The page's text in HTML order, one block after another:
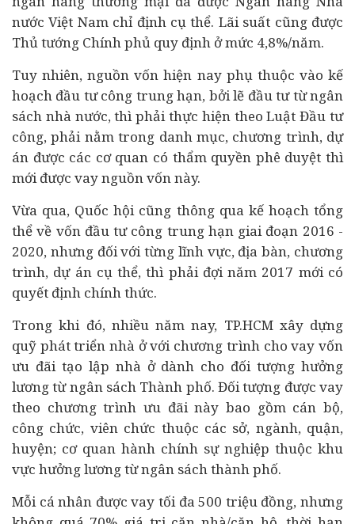
nước Việt Nam chỉ định cụ thể. Lãi suất cũng được
Thủ tướng Chính phủ quy định ở mức 4,8%/năm.
Tuy nhiên, nguồn vốn hiện nay phụ thuộc vào kế
hoạch đầu tưcông trung hạn, bởi lẽ đầu tư từ ngân
sách nhà nước, thì phải thực hiện theo Luật Đầu tư
công, phải nằm trong danh mục, chương trình, dự
án được các cơ quan có thẩm quyền phê duyệt thì
mới được vay nguồn vốn này.
Vừa qua, Quốc hội cũng thông qua kế hoạch tổng
thể về vốn đầu tư công trung hạn giai đoạn 2016 -
2020, nhưng đối với từng lĩnh vực, địa bàn, chương
trình, dự án cụ thể, thì phải đợi năm 2017 mới có
quyết định chính thức.
Trong khi đó, nhiều năm nay, TP.HCM xây dựng
quỹ phát triển nhà ở với chương trình cho vay vốn
ưu đãi tạo lập nhà ở dành cho đối tượng hưởng
lương từ ngân sách Thành phố. Đối tượng được vay
theo chương trình ưu đãi này bao gồm cán bộ,
công chức, viên chức thuộc các sở, ngành, quận,
huyện; cơ quan hành chính sự nghiệp thuộc khu
vực hưởng lương từ ngân sách thành phố.
Mỗi cá nhân được vay tối đa 500 triệu đồng, nhưng